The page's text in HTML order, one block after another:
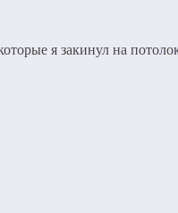
я закинул на